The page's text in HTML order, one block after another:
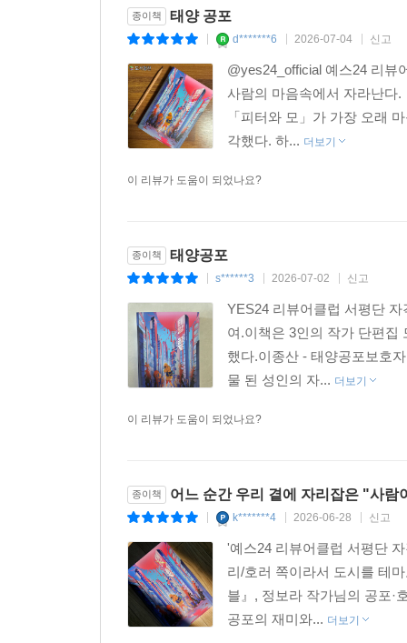
종이책 태양 공포
d*******6 2026-07-04 신고
@yes24_official 예스24 리
사람의 마음속에서 자라난다
「피터와 모」가 가장 오래
각했다. 하... 더보기
이 리뷰가 도움이 되었나요?
종이책 태양공포
s******3 2026-07-02 신고
YES24 리뷰어클럽 서평단
여.이책은 3인의 작가 단편집
했다.이종산 - 태양공포보호
물 된 성인의 자... 더보기
이 리뷰가 도움이 되었나요?
종이책 어느 순간 우리 곁에 자리잡은 "사람
k*******4 2026-06-28 신고
'예스24 리뷰어클럽 서평단
리/호러 쪽이라서 도시를 테
블』, 정보라 작가님의 공포·
공포의 재미와... 더보기